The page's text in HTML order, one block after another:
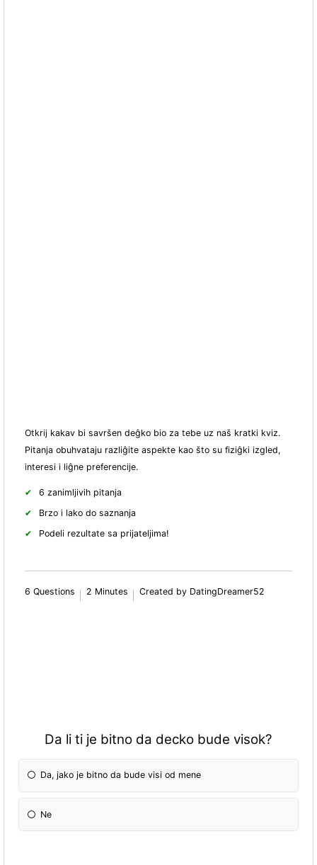
Otkrij kakav bi savršen deĝko bio za tebe uz naš kratki kviz.
Pitanja obuhvataju razliĝite aspekte kao što su fiziĝki izgled,
interesi i liĝne preferencije.
6 zanimljivih pitanja
Brzo i lako do saznanja
Podeli rezultate sa prijateljima!
6 Questions 2 Minutes Created by DatingDreamer52
Da li ti je bitno da decko bude visok?
Da, jako je bitno da bude visi od mene
Ne